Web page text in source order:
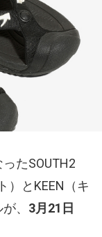
たSOUTH2
）とKEEN（キ
、 3月21日